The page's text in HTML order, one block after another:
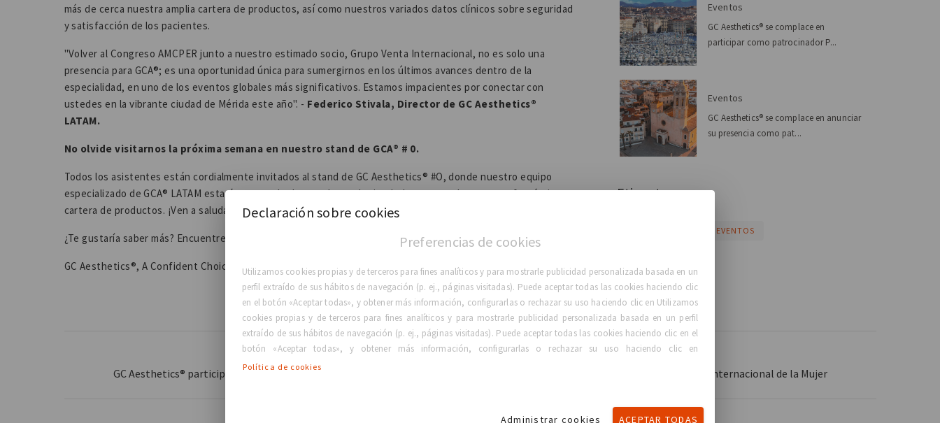
más de cerca nuestra amplia cartera de productos, así como nuestros variados datos clínicos sobre seguridad
y satisfacción de los pacientes.
"Volver al Congreso AMCPER junto a nuestro estimado socio, Grupo Venta Internacional, no es solo una
presencia para GCA®; es una oportunidad única para sumergirnos en los últimos avances dentro de la
especialidad, en uno de los eventos globales más significativos. Estamos impacientes por conectar con
ustedes en la vibrante ciudad de Mérida este año". - Federico Stivala, Director de GC Aesthetics®
LATAM.
No olvide visitarnos la próxima semana en nuestro stand de GCA® # 0.
Todos los asistentes están cordialmente invitados al stand de GC Aesthetics® #O, donde nuestro equipo
especializado de GCA® LATAM estará encantado de atender cualquier duda y mostrarles nuestra fantástica
cartera de productos. ¡Ven a saludarnos!
¿Te gustaría saber más? Encuentre información adicional sobre el programaaquí.
GC Aesthetics®, A Confident Choice for Life™
Eventos
GC Aesthetics® se complace en
participar como patrocinador P...
Eventos
GC Aesthetics® se complace en anunciar
su presencia como pat...
Etiquetas
GCA EVENTOS
Leer más
GC Aesthetics® participará en MBN 2023 GC Aesthetics celebra las voces de sus mujeres inspiradoras antes del Día Internacional de la Mujer
Declaración sobre cookies
Preferencias de cookies
Utilizamos cookies propias y de terceros para fines analíticos y para mostrarle publicidad personalizada basada en un
perfil extraído de sus hábitos de navegación (p. ej., páginas visitadas). Puede aceptar todas las cookies haciendo clic
en el botón «Aceptar todas», y obtener más información, configurarlas o rechazar su uso haciendo clic en Utilizamos
cookies propias y de terceros para fines analíticos y para mostrarle publicidad personalizada basada en un perfil
extraído de sus hábitos de navegación (p. ej., páginas visitadas). Puede aceptar todas las cookies haciendo clic en el
botón «Aceptar todas», y obtener más información, configurarlas o rechazar su uso haciendo clic en
Política de cookies
Administrar cookies ACEPTAR TODAS